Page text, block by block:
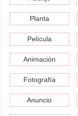
Planta
Película
Animación
Fotografía
Anuncio